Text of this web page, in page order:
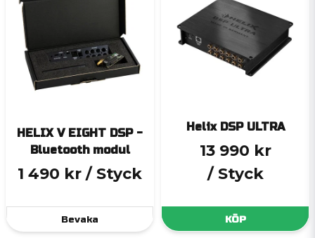
HELIX V EIGHT DSP -
Bluetooth modul
1 490 kr / Styck
Bevaka
Helix DSP ULTRA
13 990 kr
/ Styck
KÖP